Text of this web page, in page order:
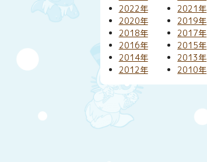
2022年
2021年
2020年
2019年
2018年
2017年
2016年
2015年
2014年
2013年
2012年
2010年